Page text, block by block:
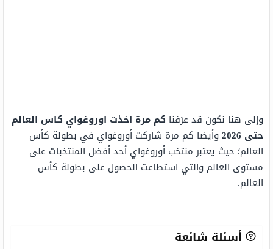
وإلى هنا نكون قد عرَفنا كم مرة اخذت اوروغواي كاس العالم
حتى 2026
وأيضا كم مرة شاركت أوروغواي في بطولة كأس
العالم؛ حيث يعتبر منتخب أوروغواي أحد أفضل المنتخبات على
مستوى العالم والتي استطاعت الحصول على بطولة كأس
العالم.
أسئلة شائعة